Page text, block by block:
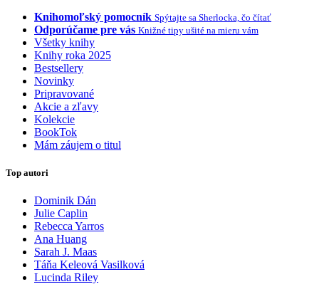
Knihomoľský pomocník Spýtajte sa Sherlocka, čo čítať
Odporúčame pre vás Knižné tipy ušité na mieru vám
Všetky knihy
Knihy roka 2025
Bestsellery
Novinky
Pripravované
Akcie a zľavy
Kolekcie
BookTok
Mám záujem o titul
Top autori
Dominik Dán
Julie Caplin
Rebecca Yarros
Ana Huang
Sarah J. Maas
Táňa Keleová Vasilková
Lucinda Riley